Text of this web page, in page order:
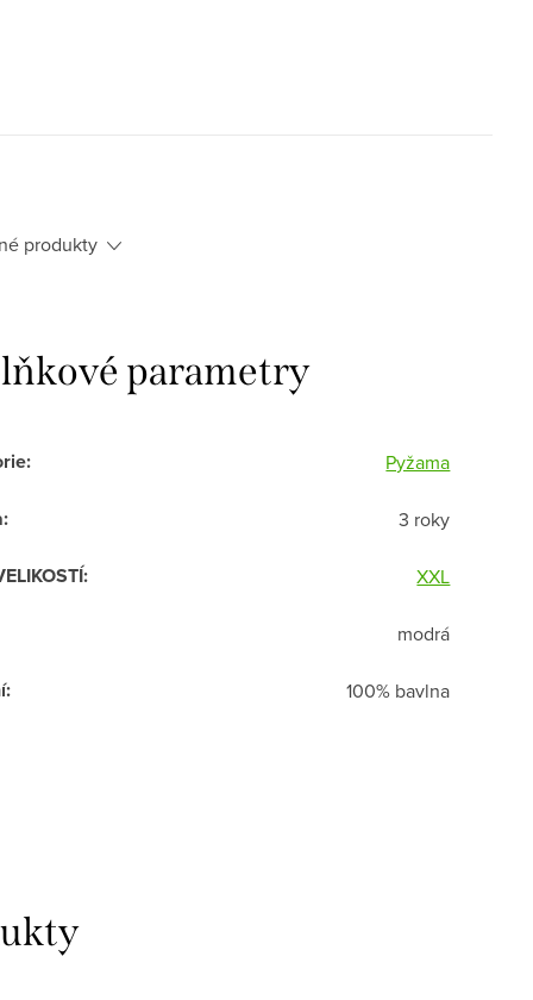
produkty
parametry
: Pyžama
: 3 roky
: XXL
modrá
: 100% bavlna